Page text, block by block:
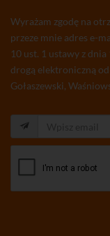
Wyrażam zgodę na
przeze mnie adres e-
10 ust. 1 ustawy z
drogą elektroniczną
Gołaszewski,